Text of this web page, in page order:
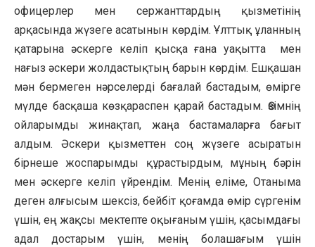
офицерлер мен сержанттардың қызметінің
арқасында жүзеге асатынын көрдім. Ұлттық ұланның
қатарына әскерге келіп қысқа ғана уақытта мен
нағыз әскери жолдастықтың барын көрдім. Ешқашан
мән бермеген нәрселерді бағалай бастадым, өмірге
мүлде басқаша көзқараспен қарай бастадым. Өзімнің
ойларымды жинақтап, жаңа бастамаларға бағыт
алдым. Әскери қызметтен соң жүзеге асыратын
бірнеше жоспарымды құрастырдым, мұның бәрін
мен әскерге келіп үйрендім. Менің еліме, Отаныма
деген алғысым шексіз, бейбіт қоғамда өмір сүргенім
үшін, ең жақсы мектепте оқығаным үшін, қасымдағы
адал достарым үшін, менің болашағым үшін